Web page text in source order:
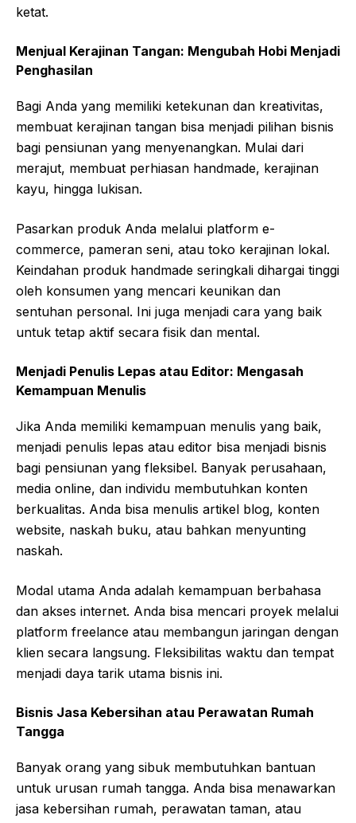
ketat.
Menjual Kerajinan Tangan: Mengubah Hobi Menjadi
Penghasilan
Bagi Anda yang memiliki ketekunan dan kreativitas,
membuat kerajinan tangan bisa menjadi pilihan bisnis
bagi pensiunan yang menyenangkan. Mulai dari
merajut, membuat perhiasan handmade, kerajinan
kayu, hingga lukisan.
Pasarkan produk Anda melalui platform e-
commerce, pameran seni, atau toko kerajinan lokal.
Keindahan produk handmade seringkali dihargai tinggi
oleh konsumen yang mencari keunikan dan
sentuhan personal. Ini juga menjadi cara yang baik
untuk tetap aktif secara fisik dan mental.
Menjadi Penulis Lepas atau Editor: Mengasah
Kemampuan Menulis
Jika Anda memiliki kemampuan menulis yang baik,
menjadi penulis lepas atau editor bisa menjadi bisnis
bagi pensiunan yang fleksibel. Banyak perusahaan,
media online, dan individu membutuhkan konten
berkualitas. Anda bisa menulis artikel blog, konten
website, naskah buku, atau bahkan menyunting
naskah.
Modal utama Anda adalah kemampuan berbahasa
dan akses internet. Anda bisa mencari proyek melalui
platform freelance atau membangun jaringan dengan
klien secara langsung. Fleksibilitas waktu dan tempat
menjadi daya tarik utama bisnis ini.
Bisnis Jasa Kebersihan atau Perawatan Rumah
Tangga
Banyak orang yang sibuk membutuhkan bantuan
untuk urusan rumah tangga. Anda bisa menawarkan
jasa kebersihan rumah, perawatan taman, atau